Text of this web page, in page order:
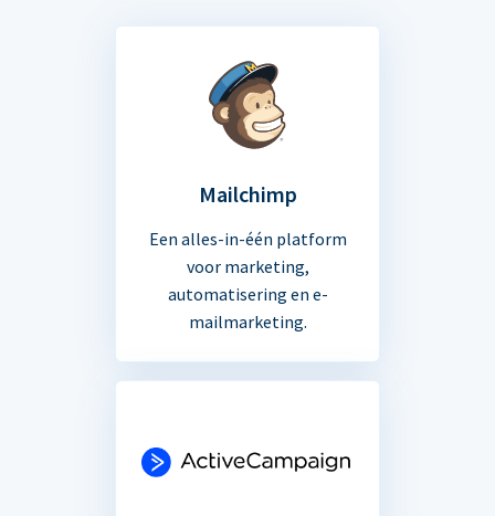
Mailchimp
Een alles-in-één platform
voor marketing,
automatisering en e-
mailmarketing.